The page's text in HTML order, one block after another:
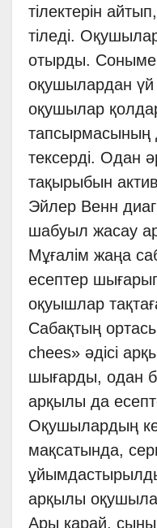
тілектерін айтып,
тіледі.
отырды.
оқушылардан
оқушылар
тапсырмасының
тексерді. Одан
тақырыбын
Эйлер Венн
шабуыл жасау
Мұғалім жаңа
есептер шығарып
оқуышлар
Сабақтың
chees» әдісі
шығарды, одан
арқылы да
Оқушылардың
мақсатында,
арқылы
Ары қарай,